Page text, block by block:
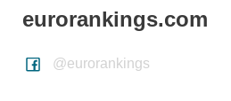
eurorankings.com
@eurorankings